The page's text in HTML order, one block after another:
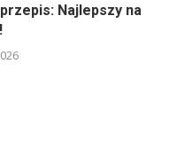
Najlepszy na